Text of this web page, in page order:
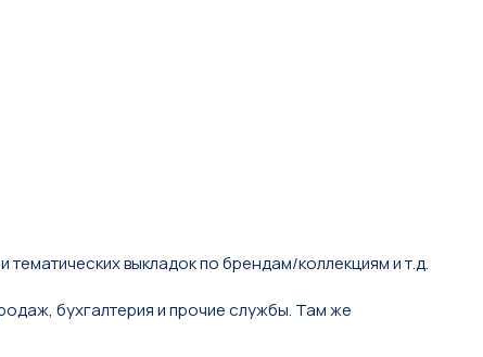
выклaдок пo брeндам/коллeкциям и т.д.
бухгалтерия и прочие службы. Там же